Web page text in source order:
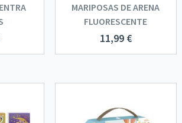
MARIPOSAS DE ARENA
FLUORESCENTE
11,99 €